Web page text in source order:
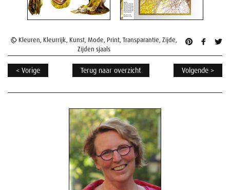
Kleuren, Kleurrijk, Kunst,Mode, Print,Transparantie,Zijde,
Zijden sjaals
< Vorige Terug naar overzicht Volgende >